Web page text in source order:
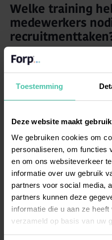
Toestemming
Deze website maakt
We gebruiken cookies om
personaliseren, om functies
en om ons websiteverkeer
informatie over uw gebruik
partners voor social media,
partners kunnen deze
informatie die u aan ze
verzameld op basis van uw
Welke training
medewerkers
Medewerkers hebben
interviewtechnieken,
praktische vaardigheden
vragen, het herkennen van
Interviewtraining vormt de
kandidaatgesprekken. Leer
gedragsgerichte vragen
antwoorden en objectief
rollenspellen zodat ze
gesprekssituaties.
Training in
om verder te kijken dan